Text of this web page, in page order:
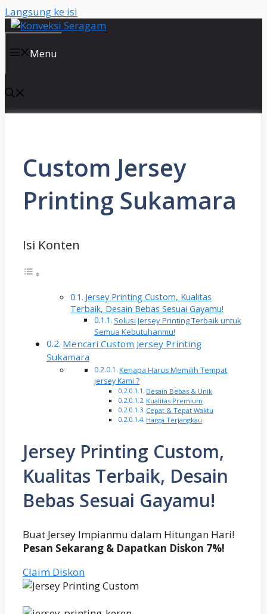
Langsung ke isi
Menu
Custom Jersey
Printing Sukamara
Isi Konten
Jersey Printing Custom, Kualitas
Terbaik, Desain Bebas Sesuai Gayamu!
Solusi Jersey Printing Terbaik untuk
Semua Kebutuhanmu!
Mencari Custom Jersey Printing
Sukamara
Kenapa Harus Memilih Tempat
jersey Kami ?
Desain Bebas & Unik
Kualitas Premium
Cepat & Tepat Waktu
Harga Terjangkau
Jersey Printing Custom,
Kualitas Terbaik, Desain
Bebas Sesuai Gayamu!
Buat Jersey Impianmu dalam Hitungan Hari!
Pesan Sekarang & Dapatkan Diskon 7%!
Claim Diskon